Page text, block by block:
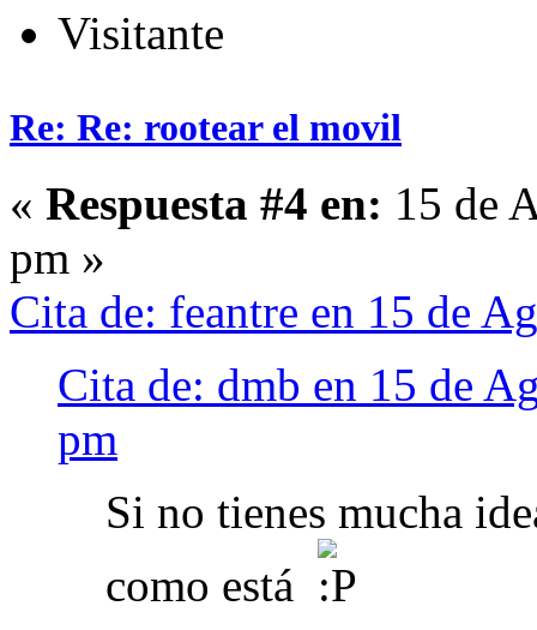
Visitante
Re: Re: rootear el movil
« Respuesta #4 en: 15 de
pm »
Cita de: feantre en 15 de
Cita de: dmb en 15 de
pm
Si no tienes mucha
como está